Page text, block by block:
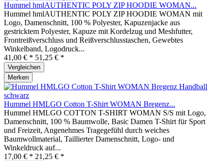
Hummel hmlAUTHENTIC POLY ZIP HOODIE WOMAN...
Hummel hmlAUTHENTIC POLY ZIP HOODIE WOMAN mit
Logo, Damenschnitt, 100 % Polyester, Kapuzenjacke aus
gestricktem Polyester, Kapuze mit Kordelzug und Meshfutter,
Frontreißverschluss und Reißverschlusstaschen, Gewebtes
Winkelband, Logodruck...
41,00 € * 51,25 € *
Vergleichen
Merken
Hummel HMLGO Cotton T-Shirt WOMAN Bregenz...
Hummel HMLGO COTTON T-SHIRT WOMAN S/S mit Logo,
Damenschnitt, 100 % Baumwolle, Basic Damen T-Shirt für Sport
und Freizeit, Angenehmes Tragegefühl durch weiches
Baumwollmaterial, Taillierter Damenschnitt, Logo- und
Winkeldruck auf...
17,00 € * 21,25 € *